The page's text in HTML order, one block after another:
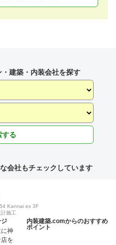
建築・内装会社を探す
する
会社もチェックしています
Kannai ex 3F
計施工
神
を
内装建築.comからのおすすめ
ポイント